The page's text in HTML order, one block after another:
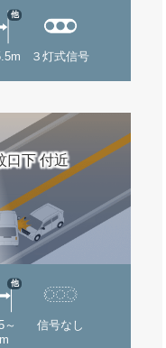
他
３灯式信号
口下 付近
～
他
信号なし